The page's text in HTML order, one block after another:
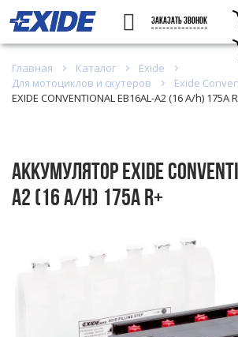
ЗАКАЗАТЬ ЗВОНОК
Главная Каталог
Exide
Для мотоциклов и скутеров
Exide
EXIDE CONVENTIONAL EB16AL-A2 (16 A/h) 175A
Аккумулятор EXIDE
A2 (16 A/h) 175A R+